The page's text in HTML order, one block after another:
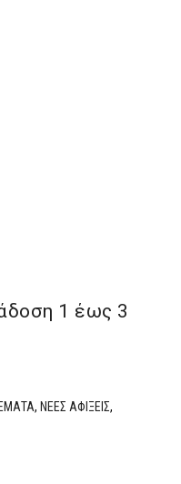
1 έως 3
, ΝΕΕΣ ΑΦΙΞΕΙΣ,